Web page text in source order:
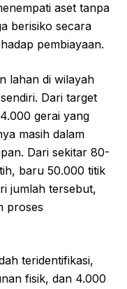
aset tanpa
berisiko secara
pembiayaan.
lahan di wilayah
Dari target
gerai yang
masih dalam
Dari sekitar 80-
baru 50.000 titik
jumlah tersebut,
proses
teridentifikasi,
fisik, dan 4.000